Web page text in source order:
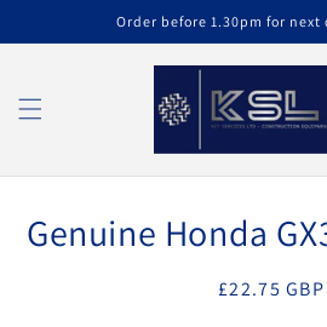
au
Order before 1.30pm for
informations
Genuine Honda
Prix
£22.75 GBP